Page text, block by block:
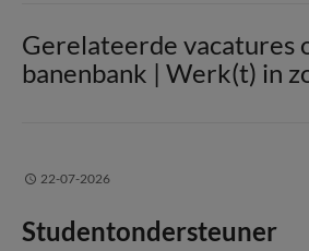
Gerelateerde vacatures
banenbank | Werk(t) in
22-07-2026
Studentondersteuner